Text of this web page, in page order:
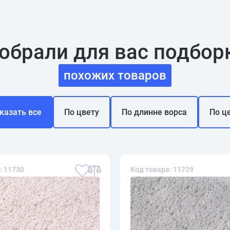
для вас
похожих товаров
все По цвету По длинне ворса По
11730 Код товара: 11729